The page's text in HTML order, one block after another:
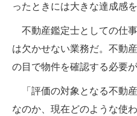
ったときには大きな達成感
不動産鑑定士としての仕
は欠かせない業務だ。不動
の目で物件を確認する必要が
「評価の対象となる不動
なのか、現在どのような使